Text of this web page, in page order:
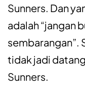
Sunners. Dan
adalah “jangan
sembarangan”.
tidak jadi
Sunners.